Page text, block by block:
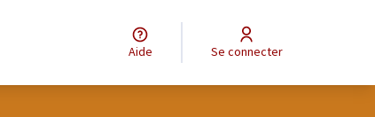
Aide Se connecter